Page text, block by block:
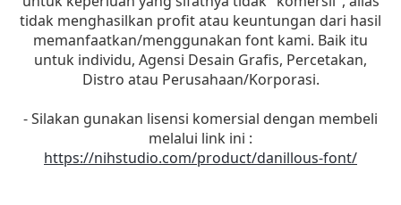
tidak menghasilkan profit atau keuntungan dari hasil
memanfaatkan/menggunakan font kami. Baik itu
untuk individu, Agensi Desain Grafis, Percetakan,
Distro atau Perusahaan/Korporasi.
- Silakan gunakan lisensi komersial dengan membeli
melalui link ini :
https://nihstudio.com/product/danillous-font/